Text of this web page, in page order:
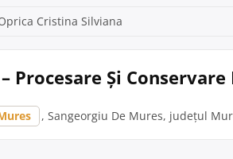
Cristina Silviana
Procesare Și
, Sangeorgiu De Mures, județul